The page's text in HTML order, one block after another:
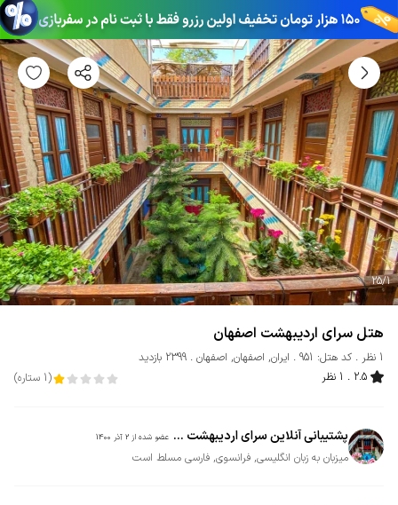
25/1
هتل سرای اردیبهشت اصفهان
1 نظر کد هتل: 951 ایران, اصفهان, اصفهان
2399 بازدید
2.5
1 نظر (
1 ستاره)
پشتیبانی آنلاین سرای اردیبهشت ... عضو شده از 2 آذر 1400
میزبان به زبان انگلیسی, فرانسوی, فارسی مسلط است